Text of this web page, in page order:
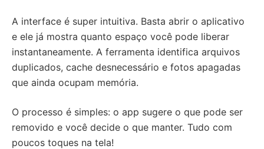
A interface é super intuitiva. Basta abrir o aplicativo
e ele já mostra quanto espaço você pode liberar
instantaneamente. A ferramenta identifica arquivos
duplicados, cache desnecessário e fotos apagadas
que ainda ocupam memória.
O processo é simples: o app sugere o que pode ser
removido e você decide o que manter. Tudo com
poucos toques na tela!